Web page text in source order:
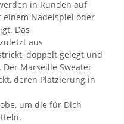
in Runden auf
Nadelspiel oder
Das
aus
doppelt gelegt und
Marseille Sweater
deren Platzierung in
um die für Dich